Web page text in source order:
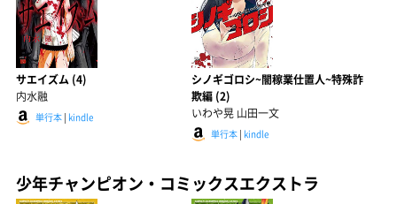
サエイズム (4)
内水融
単行本 | kindle
シノギゴロシ~闇稼業仕置人~特殊詐
欺編 (2)
いわや晃 山田一文
単行本| kindle
少年チャンピオン・コミックスエクストラ